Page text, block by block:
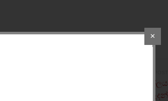
ගමගේගේ ආරක්ෂකගේ ඉණේ තිබුණු පිස්තෝලය
අතුරුදන්
✕